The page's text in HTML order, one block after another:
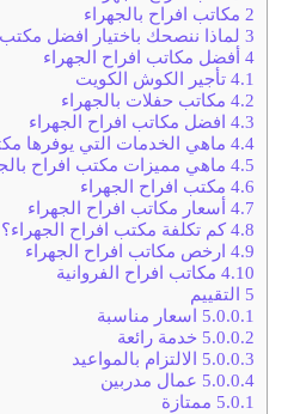
2مكاتب افراح بالجهراء
3لماذا ننصحك باختيار افضل مكتب
4أفضل مكاتب افراح الجهراء
4.1تأجير الكوش الكويت
4.2مكاتب حفلات بالجهراء
4.3افضل مكاتب افراح الجهراء
4.4ماهي الخدمات التي يوفرها
4.5ماهي مميزات مكتب افراح
4.6مكتب افراح الجهراء
4.7أسعار مكاتب افراح الجهراء
4.8كم تكلفة مكتب افراح الجهراء؟
4.9ارخص مكاتب افراح الجهراء
4.10مكاتب افراح الفروانية
5 التقييم
5.0.0.1 اسعار مناسبة
5.0.0.2 خدمة رائعة
5.0.0.3 الالتزام بالمواعيد
5.0.0.4 عمال مدربين
5.0.1 ممتازة